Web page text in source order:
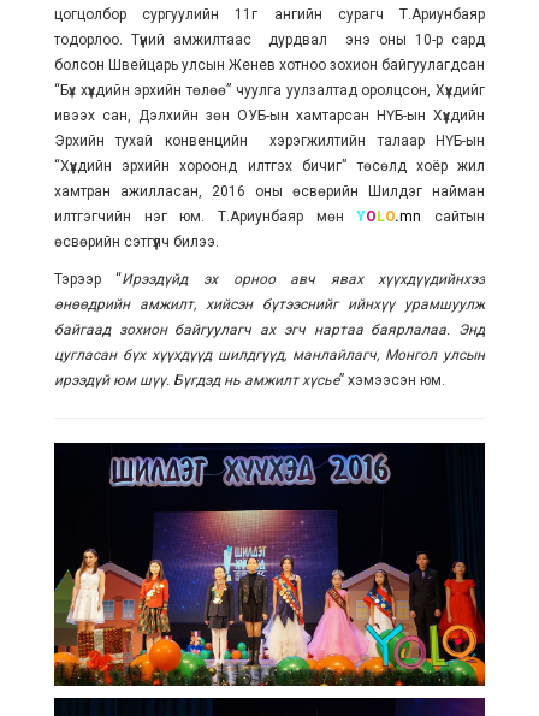
цогцолбор сургуулийн 11г ангийн сурагч Т.Ариунбаяр
тодорлоо. Түүний амжилтаас дурдвал энэ оны 10-р сард
болсон Швейцарь улсын Женев хотноо зохион байгуулагдсан
“Бүх хүүхдийн эрхийн төлөө” чуулга уулзалтад оролцсон, Хүүхдийг
ивээх сан, Дэлхийн зөн ОУБ-ын хамтарсан НҮБ-ын Хүүхдийн
Эрхийн тухай конвенцийн хэрэгжилтийн талаар НҮБ-ын
“Хүүхдийн эрхийн хороонд илтгэх бичиг” төсөлд хоёр жил
хамтран ажилласан, 2016 оны өсвөрийн Шилдэг найман
илтгэгчийн нэг юм. Т.Ариунбаяр мөнYO LO.mn
сайтын
өсвөрийн сэтгүүлч билээ.
Тэрээр “Ирээдүйд эх орноо авч явах хүүхдүүдийнхээ
өнөөдрийн амжилт, хийсэн бүтээснийг ийнхүү урамшуулж
байгаад зохион байгуулагч ах эгч нартаа баярлалаа. Энд
цугласан бүх хүүхдүүд шилдгүүд, манлайлагч, Монгол улсын
ирээдүй юм шүү. Бүгдэд нь амжилт хүсье” хэмээсэн юм.